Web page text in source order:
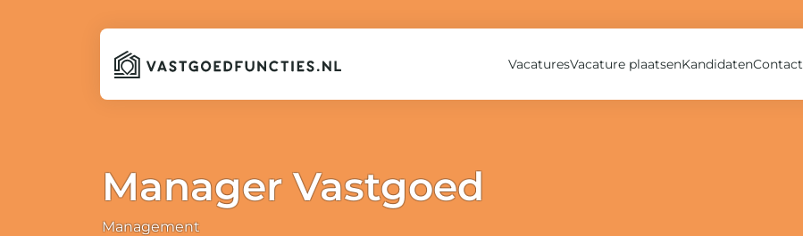
VacaturesVacature plaatsenKandidatenContact
Manager Vastgoed
Management